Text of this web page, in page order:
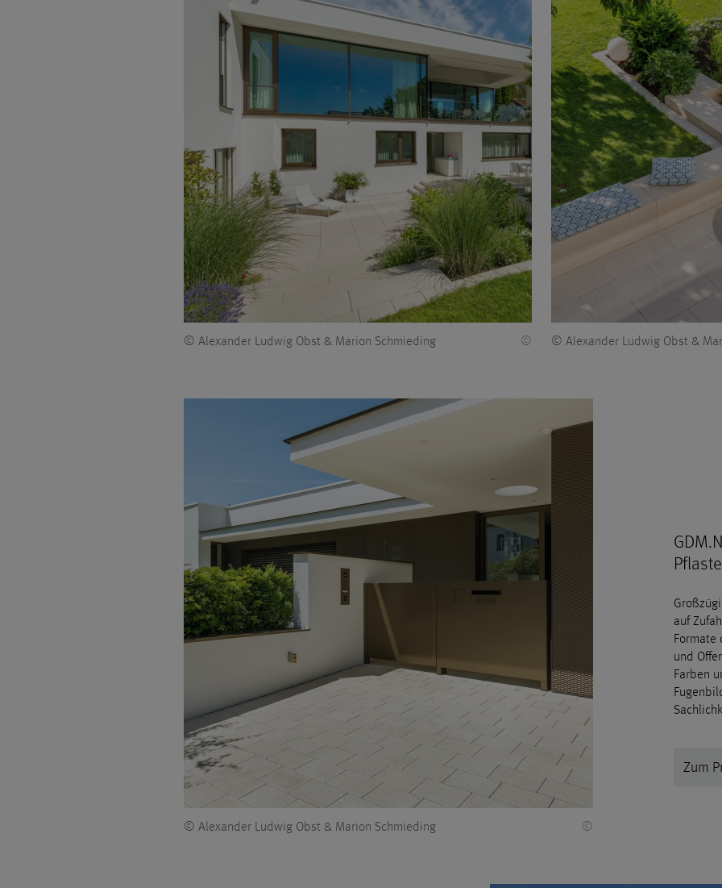
© Alexander Ludwig Obst & Marion Schmieding © © Alexander Ludwig Obst &
© Alexander Ludwig Obst & Marion Schmieding ©
auf
Formate
und
Farben
Zum